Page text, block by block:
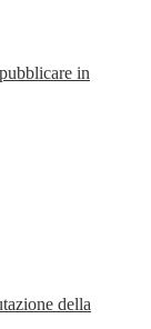
in
della